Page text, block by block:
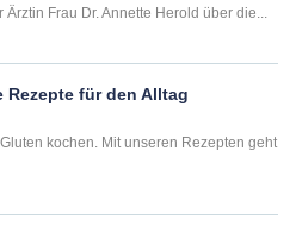
Ärztin Frau Dr. Annette Herold über die...
für den Alltag
kochen. Mit unseren Rezepten geht